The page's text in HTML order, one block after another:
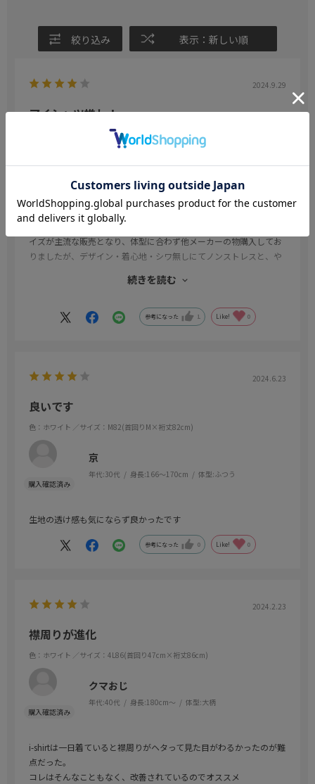
絞り込み 表示：新しい順
2024.9.29
アイシャツ推し！
／サイズ：3L86(首回り45cm×裄丈86cm)
アイランド
年代:40代 身長:180cm～ 体型:大柄
長年着用させてもらい愛用させて頂いてます。数年前からスリムサ
イズが主流な販売となり、体型に合わず他メーカーの物購入してお
りましたが、デザイン・着心地・シワ無しにてノンストレスと、や
新しいアイシャツ購入した翌日には、気持ちもリフレッシュし仕事
せていただきたく、自身のモチベーション向上に繋げ、成功へのル
続きを読む
参考になった 1 Like! 0
2024.6.23
良いです
色：ホワイト ／サイズ：M82(首回りM×裄丈82cm)
京
年代:30代 身長:166～170cm 体型:ふつう
生地の透け感も気にならず良かったです
参考になった 0 Like! 0
2024.2.23
襟周りが進化
色：ホワイト ／サイズ：4L86(首回り47cm×裄丈86cm)
クマおじ
年代:40代 身長:180cm～ 体型:大柄
i-shirtは一日着ていると襟周りがヘタって見た目がわるかったのが難
点だった。
コレはそんなこともなく、改善されているのでオススメ